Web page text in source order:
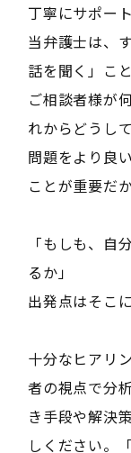
丁寧にサポート
当弁護士は、
話を聞く」こ
ご相談者様が
れからどうし
問題をより良
ことが重要だ
「もしも、自
るか」
出発点はそこ
十分なヒアリ
者の視点で分
き手段や解決
しください。